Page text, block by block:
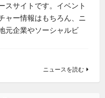
スサイトです。イベント
ャー情報はもちろん、ニ
元企業やソーシャルビ
ニュースを読む